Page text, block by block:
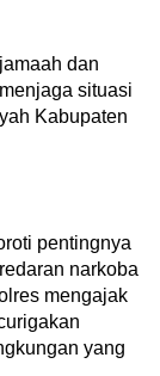
dan
situasi
Kabupaten
pentingnya
narkoba
mengajak
yang